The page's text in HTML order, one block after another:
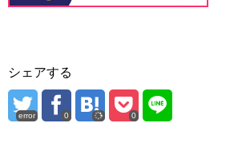
シェアする
error 0 0